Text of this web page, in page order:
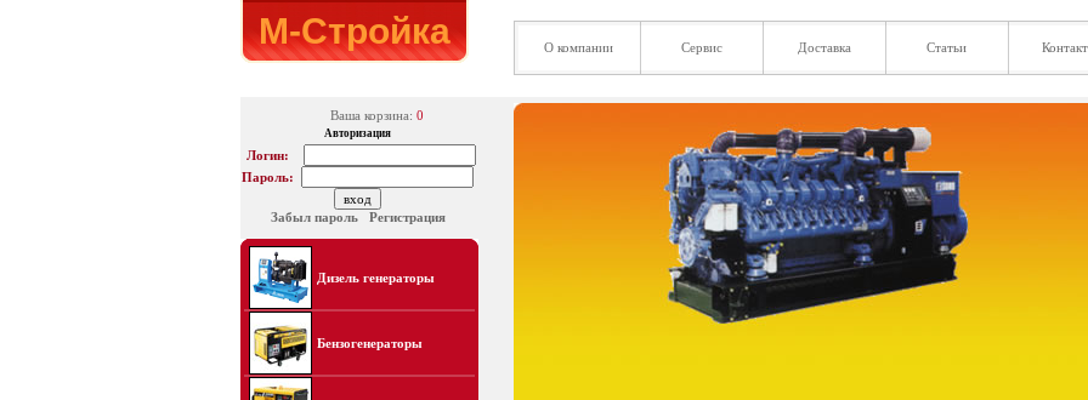
М-Стройка О компании Сервис Доставка Статьи
Ваша корзина: 0
Авторизация
Логин:
Пароль:
Забыл пароль Регистрация
Дизель генераторы
Бензогенераторы